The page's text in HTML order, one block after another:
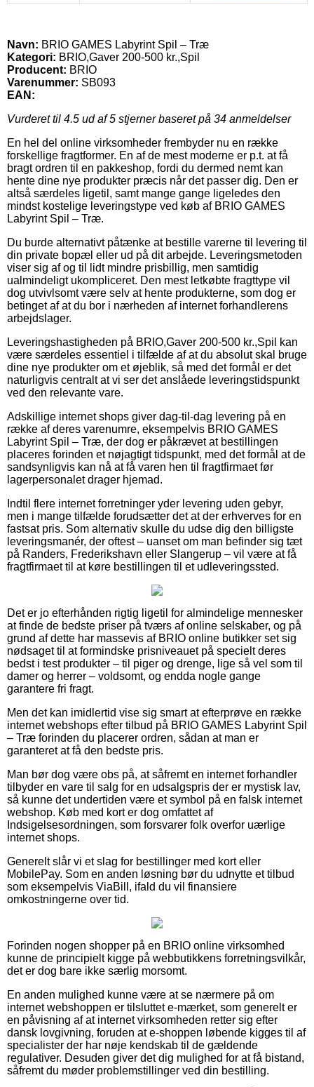
Navn: BRIO GAMES Labyrint Spil – Træ
Kategori: BRIO,Gaver 200-500 kr.,Spil
Producent: BRIO
Varenummer: SB093
EAN:
Vurderet til 4.5 ud af 5 stjerner baseret på 34 anmeldelser
En hel del online virksomheder frembyder nu en række
forskellige fragtformer. En af de mest moderne er p.t. at få
bragt ordren til en pakkeshop, fordi du dermed nemt kan
hente dine nye produkter præcis når det passer dig. Den er
altså særdeles ligetil, samt mange gange ligeledes den
mindst kostelige leveringstype ved køb af BRIO GAMES
Labyrint Spil – Træ.
Du burde alternativt påtænke at bestille varerne til levering til
din private bopæl eller ud på dit arbejde. Leveringsmetoden
viser sig af og til lidt mindre prisbillig, men samtidig
ualmindeligt ukompliceret. Den mest letkøbte fragttype vil
dog utvivlsomt være selv at hente produkterne, som dog er
betinget af at du bor i nærheden af internet forhandlerens
arbejdslager.
Leveringshastigheden på BRIO,Gaver 200-500 kr.,Spil kan
være særdeles essentiel i tilfælde af at du absolut skal bruge
dine nye produkter om et øjeblik, så med det formål er det
naturligvis centralt at vi ser det anslåede leveringstidspunkt
ved den relevante vare.
Adskillige internet shops giver dag-til-dag levering på en
række af deres varenumre, eksempelvis BRIO GAMES
Labyrint Spil – Træ, der dog er påkrævet at bestillingen
placeres forinden et nøjagtigt tidspunkt, med det formål at de
sandsynligvis kan nå at få varen hen til fragtfirmaet før
lagerpersonalet drager hjemad.
Indtil flere internet forretninger yder levering uden gebyr,
men i mange tilfælde forudsætter det at der erhverves for en
fastsat pris. Som alternativ skulle du udse dig den billigste
leveringsmanér, der oftest – uanset om man befinder sig tæt
på Randers, Frederikshavn eller Slangerup – vil være at få
fragtfirmaet til at køre bestillingen til et udleveringssted.
Det er jo efterhånden rigtig ligetil for almindelige mennesker
at finde de bedste priser på tværs af online selskaber, og på
grund af dette har massevis af BRIO online butikker set sig
nødsaget til at formindske prisniveauet på specielt deres
bedst i test produkter – til piger og drenge, lige så vel som til
damer og herrer – voldsomt, og endda nogle gange
garantere fri fragt.
Men det kan imidlertid vise sig smart at efterprøve en række
internet webshops efter tilbud på BRIO GAMES Labyrint Spil
– Træ forinden du placerer ordren, sådan at man er
garanteret at få den bedste pris.
Man bør dog være obs på, at såfremt en internet forhandler
tilbyder en vare til salg for en udsalgspris der er mystisk lav,
så kunne det undertiden være et symbol på en falsk internet
webshop. Køb med kort er dog omfattet af
Indsigelsesordningen, som forsvarer folk overfor uærlige
internet shops.
Generelt slår vi et slag for bestillinger med kort eller
MobilePay. Som en anden løsning bør du udnytte et tilbud
som eksempelvis ViaBill, ifald du vil finansiere
omkostningerne over tid.
Forinden nogen shopper på en BRIO online virksomhed
kunne de principielt kigge på webbutikkens forretningsvilkår,
det er dog bare ikke særlig morsomt.
En anden mulighed kunne være at se nærmere på om
internet webshoppen er tilsluttet e-mærket, som generelt er
en påvisning af at internet virksomheden retter sig efter
dansk lovgivning, foruden at e-shoppen løbende kigges til af
specialister der har nøje kendskab til de gældende
regulativer. Desuden giver det dig mulighed for at få bistand,
såfremt du møder problemstillinger ved din bestilling.